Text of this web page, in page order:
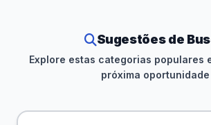
Sugestões de
Explore estas categorias populares
próxima oportunidade